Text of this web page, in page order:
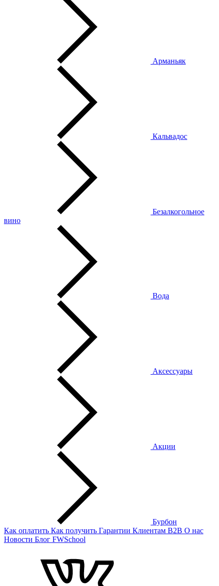
Арманьяк
Кальвадос
Безалкогольное
вино
Вода
Аксессуары
Акции
Бурбон
Как оплатить Как получить Гарантии Клиентам B2B О нас
Новости Блог FWSchool